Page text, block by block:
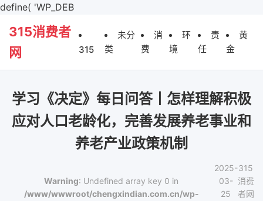
define( 'WP_DEB
315消费者
网
315
未分
类
消
费
环
境
责
任
黄
金
学习《决定》每日问答丨怎样理解积极
应对人口老龄化，完善发展养老事业和
养老产业政策机制
Warning: Undefined array key 0 in
/www/wwwroot/chengxindian.com.cn/wp-
2025-
03-
25
315
消费
者网